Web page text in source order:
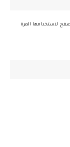
لاستخدامها المرة